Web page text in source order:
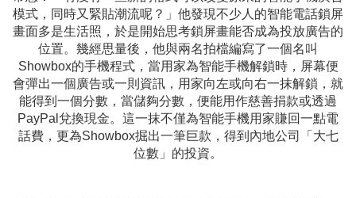
模式，同時又緊貼潮流呢？」他發現不少人的智能電話鎖屏
畫面多是生活照，於是開始思考鎖屏畫能否成為投放廣告的
位置。幾經思量後，他與兩名拍檔編寫了一個名叫
Showbox的手機程式，當用家為智能手機解鎖時，屏幕便
會彈出一個廣告或一則資訊，用家向左或向右一抹解鎖，就
能得到一個分數，當儲夠分數，便能用作慈善捐款或透過
PayPal兌換現金。這一抹不僅為智能手機用家賺回一點電
話費，更為Showbox掘出一筆巨款，得到內地公司「大七
位數」的投資。